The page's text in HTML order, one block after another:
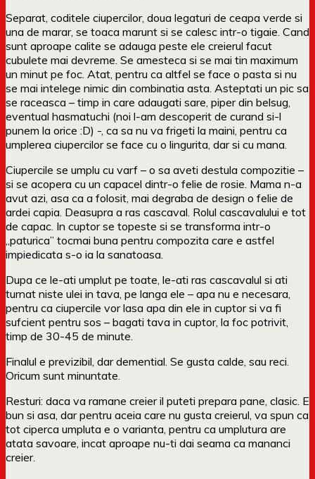
Separat, coditele ciupercilor, doua legaturi de ceapa verde si
una de marar, se toaca marunt si se calesc intr-o tigaie. Cand
sunt aproape calite se adauga peste ele creierul facut
cubulete mai devreme. Se amesteca si se mai tin maximum
un minut pe foc. Atat, pentru ca altfel se face o pasta si nu
se mai intelege nimic din combinatia asta. Asteptati un pic sa
se raceasca – timp in care adaugati sare, piper din belsug,
eventual hasmatuchi (noi l-am descoperit de curand si-l
punem la orice :D) -, ca sa nu va frigeti la maini, pentru ca
umplerea ciupercilor se face cu o lingurita, dar si cu mana.
Ciupercile se umplu cu varf – o sa aveti destula compozitie –
si se acopera cu un capacel dintr-o felie de rosie. Mama n-a
avut azi, asa ca a folosit, mai degraba de design o felie de
ardei capia. Deasupra a ras cascaval. Rolul cascavalului e tot
de capac. In cuptor se topeste si se transforma intr-o
„paturica” tocmai buna pentru compozita care e astfel
impiedicata s-o ia la sanatoasa.
Dupa ce le-ati umplut pe toate, le-ati ras cascavalul si ati
turnat niste ulei in tava, pe langa ele – apa nu e necesara,
pentru ca ciupercile vor lasa apa din ele in cuptor si va fi
sufcient pentru sos – bagati tava in cuptor, la foc potrivit,
timp de 30-45 de minute.
Finalul e previzibil, dar demential. Se gusta calde, sau reci.
Oricum sunt minuntate.
Resturi: daca va ramane creier il puteti prepara pane, clasic. E
bun si asa, dar pentru aceia care nu gusta creierul, va spun ca
tot ciperca umpluta e o varianta, pentru ca umplutura are
atata savoare, incat aproape nu-ti dai seama ca mananci
creier.